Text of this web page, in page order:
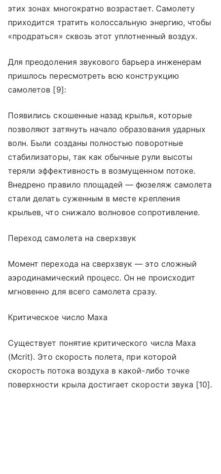
этих зонах многократно возрастает. Самолету
приходится тратить колоссальную энергию, чтобы
«продраться» сквозь этот уплотненный воздух.
Для преодоления звукового барьера инженерам
пришлось пересмотреть всю конструкцию
самолетов [9]:
Появились скошенные назад крылья, которые
позволяют затянуть начало образования ударных
волн. Были созданы полностью поворотные
стабилизаторы, так как обычные рули высоты
теряли эффективность в возмущенном потоке.
Внедрено правило площадей — фюзеляж самолета
стали делать суженным в месте крепления
крыльев, что снижало волновое сопротивление.
Переход самолета на сверхзвук
Момент перехода на сверхзвук — это сложный
аэродинамический процесс. Он не происходит
мгновенно для всего самолета сразу.
Критическое число Маха
Существует понятие критического числа Маха
(Mcrit). Это скорость полета, при которой
скорость потока воздуха в какой-либо точке
поверхности крыла достигает скорости звука [10].